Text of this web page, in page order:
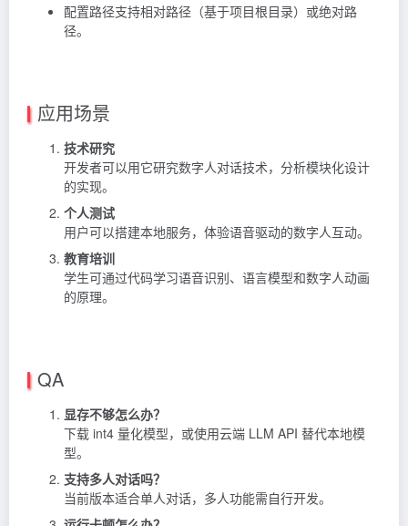
配置路径支持相对路径（基于项目根目录）或绝对路
径。
应用场景
技术研究
开发者可以用它研究数字人对话技术，分析模块化设计
的实现。
个人测试
用户可以搭建本地服务，体验语音驱动的数字人互动。
教育培训
学生可通过代码学习语音识别、语言模型和数字人动画
的原理。
QA
显存不够怎么办？
下载 int4 量化模型，或使用云端 LLM API 替代本地模
型。
支持多人对话吗？
当前版本适合单人对话，多人功能需自行开发。